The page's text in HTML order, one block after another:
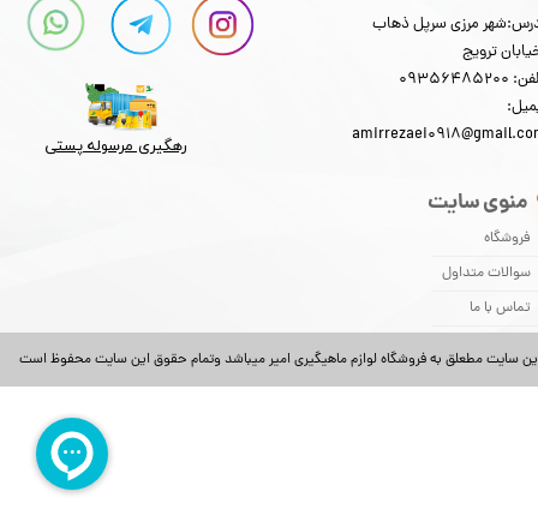
سایت مطعلق به فروشگاه لوازم ماهیگیری امیر میباشد وتمام حقوق این سایت محفوظ است
منوی سایت
فروشگاه
سوالات متداول
تماس با ما
مرزی سرپل ذهاب
ترویج
رهگیری مرسوله پستی​​​​​​​